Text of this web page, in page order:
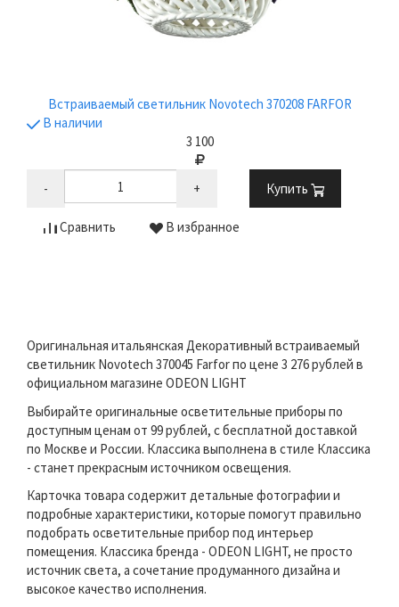
Встраиваемый светильник Novotech 370208 FARFOR
В наличии
3 100
- + Купить
Сравнить В избранное
Оригинальная итальянская Декоративный встраиваемый
светильник Novotech 370045 Farfor по цене 3 276 рублей в
официальном магазине ODEON LIGHT
Выбирайте оригинальные осветительные приборы по
доступным ценам от 99 рублей, с бесплатной доставкой
по Москве и России. Классика выполнена в стиле Классика
- станет прекрасным источником освещения.
Карточка товара содержит детальные фотографии и
подробные характеристики, которые помогут правильно
подобрать осветительные прибор под интерьер
помещения. Классика бренда - ODEON LIGHT, не просто
источник света, а сочетание продуманного дизайна и
высокое качество исполнения.